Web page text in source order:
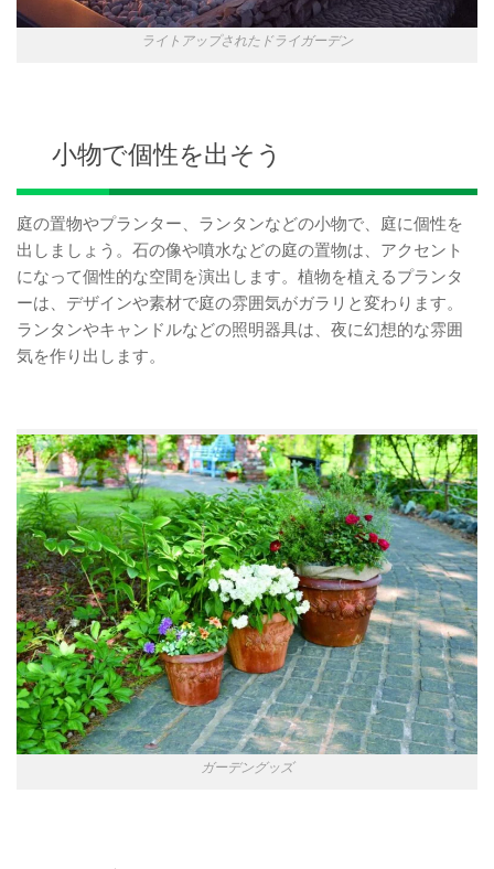
ライトアップされたドライガーデン
小物で個性を出そう
庭の置物やプランター、ランタンなどの小物で、庭に個性を
出しましょう。石の像や噴水などの庭の置物は、アクセント
になって個性的な空間を演出します。植物を植えるプランタ
ーは、デザインや素材で庭の雰囲気がガラリと変わります。
ランタンやキャンドルなどの照明器具は、夜に幻想的な雰囲
気を作り出します。
ガーデングッズ